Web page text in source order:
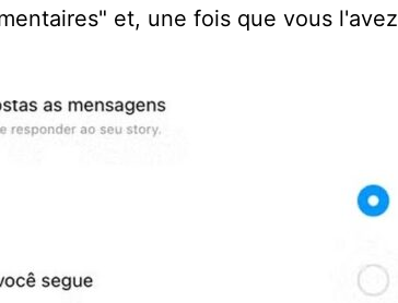
et, une fois que vous l'avez